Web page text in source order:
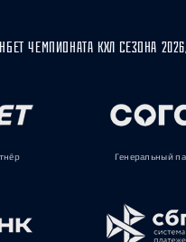
ЧЕМПИОНАТА КХЛ СЕЗОНА
Генеральный